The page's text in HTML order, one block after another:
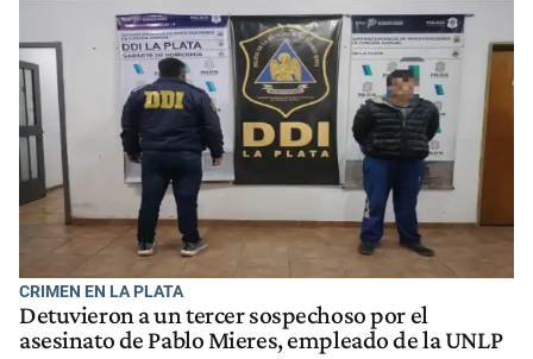
CRIMEN EN LA PLATA
Detuvieron a un tercer sospechoso por el
asesinato de Pablo Mieres, empleado de la UNLP